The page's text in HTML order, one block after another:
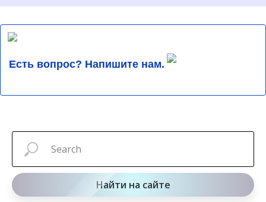
Есть вопрос? Напишите нам.
Найти на сайте